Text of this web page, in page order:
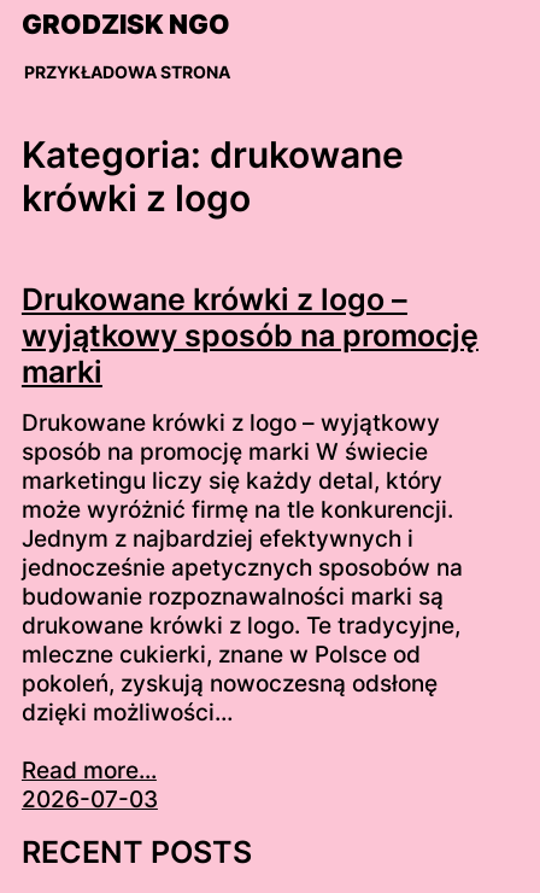
Skip
content
GRODZISK NGO
PRZYKŁADOWA STRONA
Kategoria: drukowane
krówki z logo
Drukowane krówki z logo –
wyjątkowy sposób na promocję
marki
Drukowane krówki z logo – wyjątkowy
sposób na promocję marki W świecie
marketingu liczy się każdy detal, który
może wyróżnić firmę na tle konkurencji.
Jednym z najbardziej efektywnych i
jednocześnie apetycznych sposobów na
budowanie rozpoznawalności marki są
drukowane krówki z logo. Te tradycyjne,
mleczne cukierki, znane w Polsce od
pokoleń, zyskują nowoczesną odsłonę
dzięki możliwości…
Read more...
2026-07-03
RECENT POSTS